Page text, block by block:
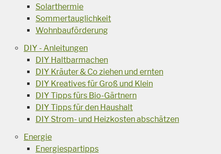
Solarthermie
Sommertauglichkeit
Wohnbauförderung
DIY - Anleitungen
DIY Haltbarmachen
DIY Kräuter & Co ziehen und ernten
DIY Kreatives für Groß und Klein
DIY Tipps fürs Bio-Gärtnern
DIY Tipps für den Haushalt
DIY Strom- und Heizkosten abschätzen
Energie
Energiespartipps